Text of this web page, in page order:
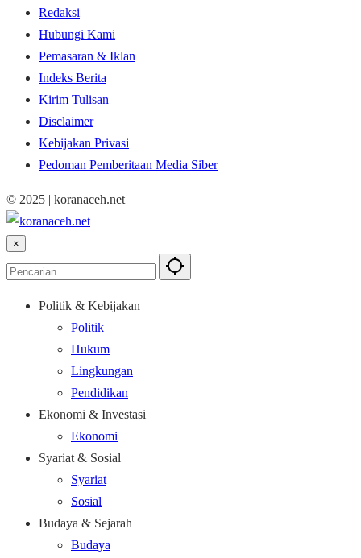
Redaksi
Hubungi Kami
Pemasaran & Iklan
Indeks Berita
Kirim Tulisan
Disclaimer
Kebijakan Privasi
Pedoman Pemberitaan Media Siber
© 2025 | koranaceh.net
×
Politik & Kebijakan
Politik
Hukum
Lingkungan
Pendidikan
Ekonomi & Investasi
Ekonomi
Syariat & Sosial
Syariat
Sosial
Budaya & Sejarah
Budaya